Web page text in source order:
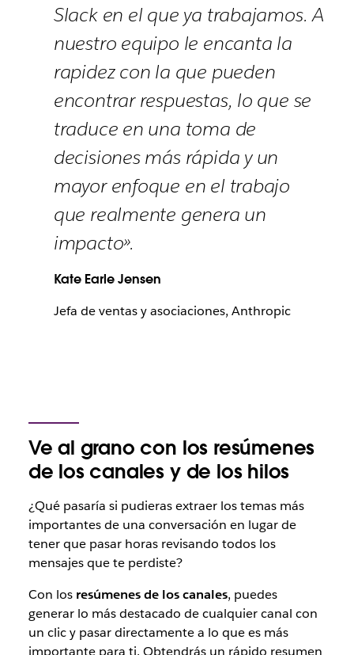
Slack en el que ya trabajamos. A
nuestro equipo le encanta la
rapidez con la que pueden
encontrar respuestas, lo que se
traduce en una toma de
decisiones más rápida y un
mayor enfoque en el trabajo
que realmente genera un
impacto».
Kate Earle Jensen
Jefa de ventas y asociaciones, Anthropic
Ve al grano con los resúmenes
de los canales y de los hilos
¿Qué pasaría si pudieras extraer los temas más
importantes de una conversación en lugar de
tener que pasar horas revisando todos los
mensajes que te perdiste?
Con los resúmenes de los canales, puedes
generar lo más destacado de cualquier canal con
un clic y pasar directamente a lo que es más